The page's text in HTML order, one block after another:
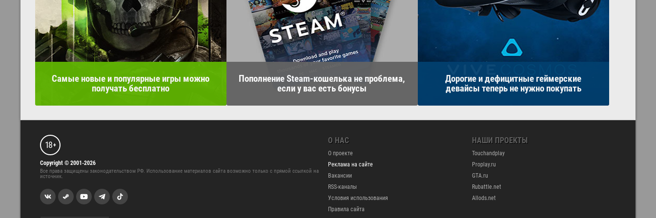
Самые новые и популярные игры можно
получать бесплатно
Пополнение Steam-кошелька не проблема,
если у вас есть бонусы
Дорогие и дефицитные геймерские
девайсы теперь не нужно покупать
18 +
Copyright © 2001-2026
Все права защищены законодательством РФ. Использование материалов сайта возможно только с прямой ссылкой на
источник.
О НАС
О проекте
Реклама на сайте
Вакансии
RSS-каналы
Условия использования
Правила сайта
НАШИ ПРОЕКТЫ
Touchandplay
Proplay.ru
GTA.ru
Rubattle.net
Allods.net